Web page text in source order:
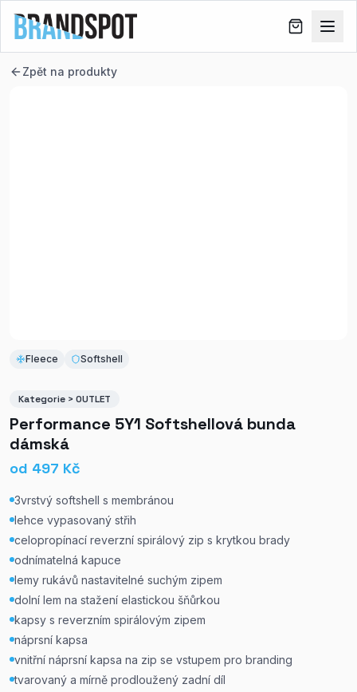
Zpět na produkty
Fleece Softshell
Kategorie > OUTLET
Performance 5Y1 Softshellová bunda
dámská
od 497 Kč
3vrstvý softshell s membránou
lehce vypasovaný střih
celopropínací reverzní spirálový zip s krytkou brady
odnímatelná kapuce
lemy rukávů nastavitelné suchým zipem
dolní lem na stažení elastickou šňůrkou
kapsy s reverzním spirálovým zipem
náprsní kapsa
vnitřní náprsní kapsa na zip se vstupem pro branding
tvarovaný a mírně prodloužený zadní díl